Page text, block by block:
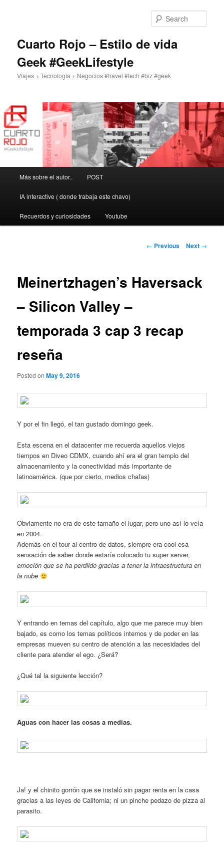
Cuarto Rojo – Estilo de vida
Geek #GeekLifestyle
Viajes + Tecnología + Negocios #travel #tech #biz #geek
Más sobre el autor.. POST
IA interactive ( donde trabaja este chavo)
Recuerdos y curiosidades Youtube
Post
← Previous Next →
Meinertzhagen’s Haversack
– Silicon Valley –
temporada 3 cap 3 recap
reseña
Posted onMay 9, 2016
Y por el fin llegó, el tan gustado domingo geek.
Esta escena en el datacenter me recuerda aquellos viejos
tiempos en Diveo CDMX, cuando ahí era el gran templo del
almacenamiento y la conectividad más importante de
latinoamérica. (que por cierto, medios chafas)
Obviamente no era de este tamaño el lugar, pero uno así lo veía
en 2004.
Además en el tour al centro de datos, siempre era cool esa
sensación de saber donde estaría colocado tu super server,
emoción que se ha perdiido gracias a tener la infraestructura en
la nube
Y entrando en temas del capítulo, algo que me parece muy bien
bajado, es como los temas políticos internos y de poder en las
empresas mueven su centro de atención a las necesidades del
cliente para atender el ego. ¿Será?
¿Qué tal la siguiente lección?
Aguas con hacer las cosas a medias.
Ja! y el chinito gorrón que se instaló sin pagar renta en la casa
gracias a las leyes de California; ni un pinche pedazo de pizza al
parasito.